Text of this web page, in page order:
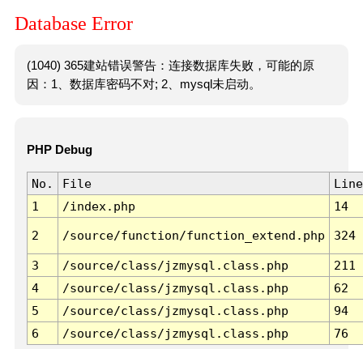
Database Error
(1040) 365建站错误警告：连接数据库失败，可能的原
因：1、数据库密码不对; 2、mysql未启动。
PHP Debug
No. File
Line
1
/index.php 14
2 /source/function/function_extend.php 324
3 /source/class/jzmysql.class.php
211
4
/source/class/jzmysql.class.php
62
5
/source/class/jzmysql.class.php
94
6
/source/class/jzmysql.class.php 76